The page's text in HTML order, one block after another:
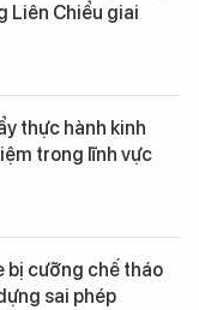
Liên Chiểu giai
thực hành kinh
trong lĩnh vực
bị cưỡng chế tháo
sai phép